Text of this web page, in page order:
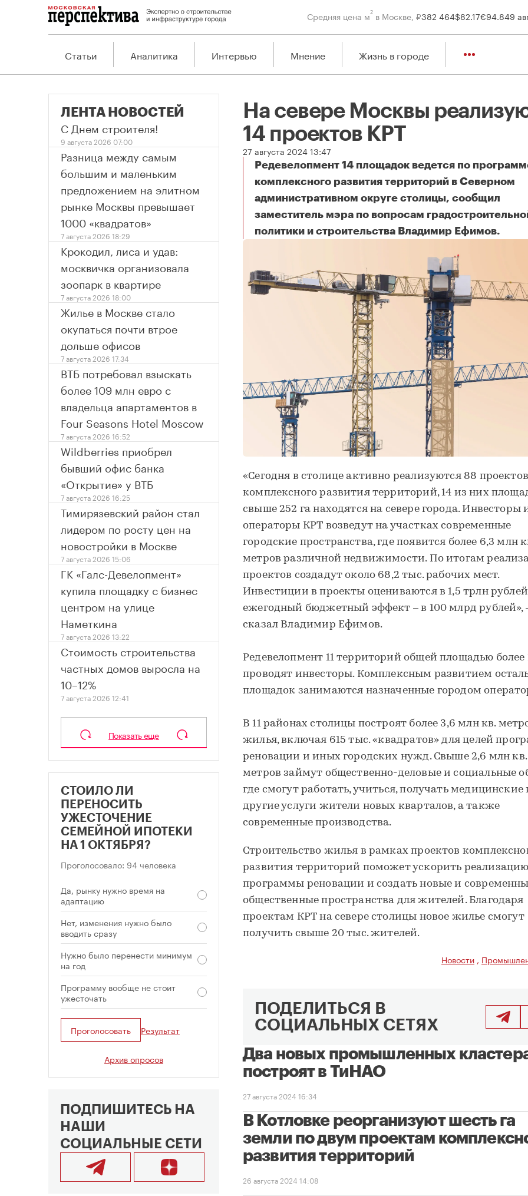
Средняя цена м2 в Москве, ₽382 464$82.17€94.849
Статьи Аналитика Интервью Мнение Жизнь в городе
На севере Москвы
14 проектов КРТ
27 августа 2024 13:47
Редевелопмент 14 площадок ведется по
комплексного развития территорий в Северном
административном округе столицы, сообщил
заместитель мэра по вопросам
политики и строительства Владимир Ефимов.
На севере Москвы реализуют 14 проектов КРТ
«Сегодня в столице активно реализуются 88 проектов
комплексного развития территорий, 14 из них
свыше 252 га находятся на севере города. Инвесторы
операторы КРТ возведут на участках современные
городские пространства, где появится более 6,3 млн
метров различной недвижимости. По итогам
проектов создадут около 68,2 тыс. рабочих мест.
Инвестиции в проекты оцениваются в 1,5 трлн
ежегодный бюджетный эффект – в 100 млрд рублей»,
сказал Владимир Ефимов.
Редевелопмент 11 территорий общей площадью более
проводят инвесторы. Комплексным развитием
площадок занимаются назначенные городом
В 11 районах столицы построят более 3,6 млн кв.
жилья, включая 615 тыс. «квадратов» для целей
реновации и иных городских нужд. Свыше 2,6 млн кв.
метров займут общественно-деловые и социальные
где смогут работать, учиться, получать медицинские
другие услуги жители новых кварталов, а также
современные производства.
Строительство жилья в рамках проектов
развития территорий поможет ускорить реализацию
программы реновации и создать новые и
общественные пространства для жителей. Благодаря
проектам КРТ на севере столицы новое жилье смогут
получить свыше 20 тыс. жителей.
Новости ,
ПОДЕЛИТЬСЯ В
СОЦИАЛЬНЫХ СЕТЯХ
Два новых промышленных
построят в ТиНАО
27 августа 2024 16:34
В Котловке реорганизуют шесть га
земли по двум проектам
развития территорий
26 августа 2024 14:08
ЛЕНТА НОВОСТЕЙ
С Днем строителя!
9 августа 2026 07:00
Разница между самым
большим и маленьким
предложением на элитном
рынке Москвы превышает
1000 «квадратов»
7 августа 2026 18:29
Крокодил, лиса и удав:
москвичка организовала
зоопарк в квартире
7 августа 2026 18:00
Жилье в Москве стало
окупаться почти втрое
дольше офисов
7 августа 2026 17:34
ВТБ потребовал взыскать
более 109 млн евро с
владельца апартаментов в
Four Seasons Hotel Moscow
7 августа 2026 16:52
Wildberries приобрел
бывший офис банка
«Открытие» у ВТБ
7 августа 2026 16:25
Тимирязевский район стал
лидером по росту цен на
новостройки в Москве
7 августа 2026 15:06
ГК «Галс-Девелопмент»
купила площадку с бизнес
центром на улице
Наметкина
7 августа 2026 13:22
Стоимость строительства
частных домов выросла на
10–12%
7 августа 2026 12:41
Показать еще
СТОИЛО ЛИ
ПЕРЕНОСИТЬ
УЖЕСТОЧЕНИЕ
СЕМЕЙНОЙ ИПОТЕКИ
НА 1 ОКТЯБРЯ?
Проголосовало: 94 человека
Да, рынку нужно время на
адаптацию
Нет, изменения нужно было
вводить сразу
Нужно было перенести минимум
на год
Программу вообще не стоит
ужесточать
Проголосовать Результат
Архив опросов
ПОДПИШИТЕСЬ НА
НАШИ
СОЦИАЛЬНЫЕ СЕТИ